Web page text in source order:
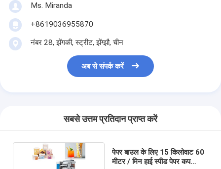
Ms. Miranda
+8619036955870
नंबर 28, झेंगकी, स्ट्रीट, झेंग्झौ, चीन
अब से संपर्क करें
सबसे उत्तम प्रतिदान प्राप्त करें
पेपर बाउल के लिए 15 किलोवाट 60
मीटर / मिन हाई स्पीड पेपर कप